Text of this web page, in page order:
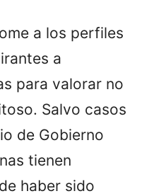
a los perfiles
a
para valorar no
Salvo casos
de Gobierno
tienen
haber sido